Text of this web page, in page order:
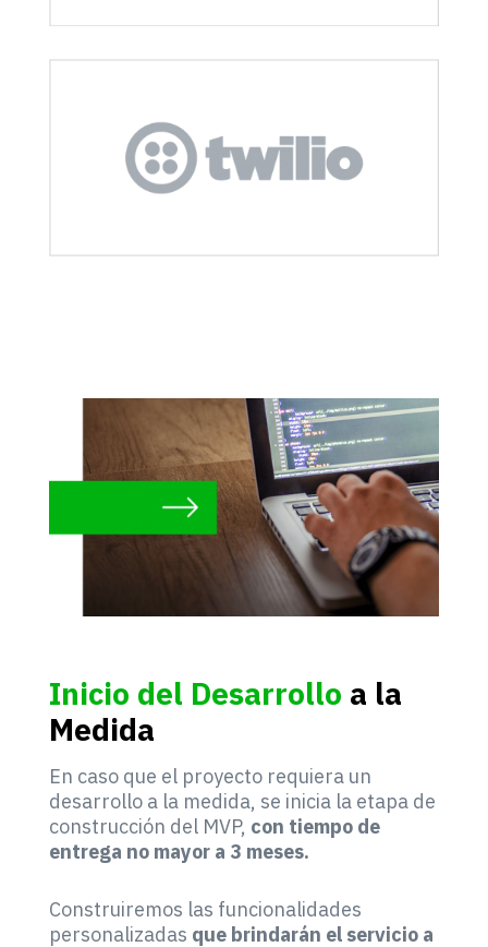
Inicio del Desarrollo a la
Medida
En caso que el proyecto requiera un
desarrollo a la medida, se inicia la etapa de
construcción del MVP, con tiempo de
entrega no mayor a 3 meses.
Construiremos las funcionalidades
personalizadas que brindarán el servicio a